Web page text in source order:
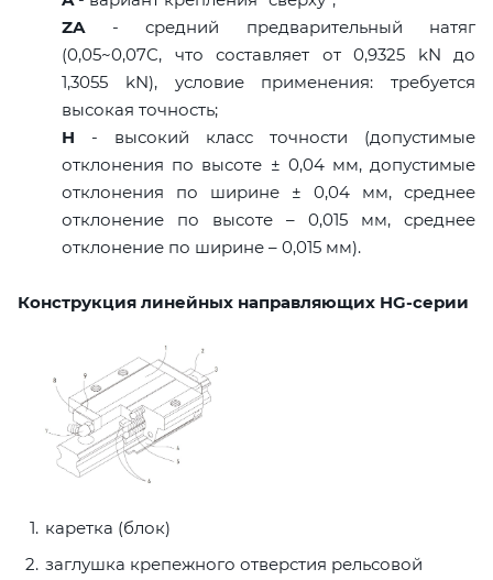
ZA- средний предварительный натяг
(0,05~0,07C, что составляет от 0,9325 kN до
1,3055 kN), условие применения: требуется
высокая точность;
H - высокий класс точности (допустимые
отклонения по высоте ± 0,04 мм, допустимые
отклонения по ширине ± 0,04 мм, среднее
отклонение по высоте – 0,015 мм, среднее
отклонение по ширине – 0,015 мм).
Конструкция линейных направляющих HG-серии
каретка (блок)
заглушка крепежного отверстия рельсовой